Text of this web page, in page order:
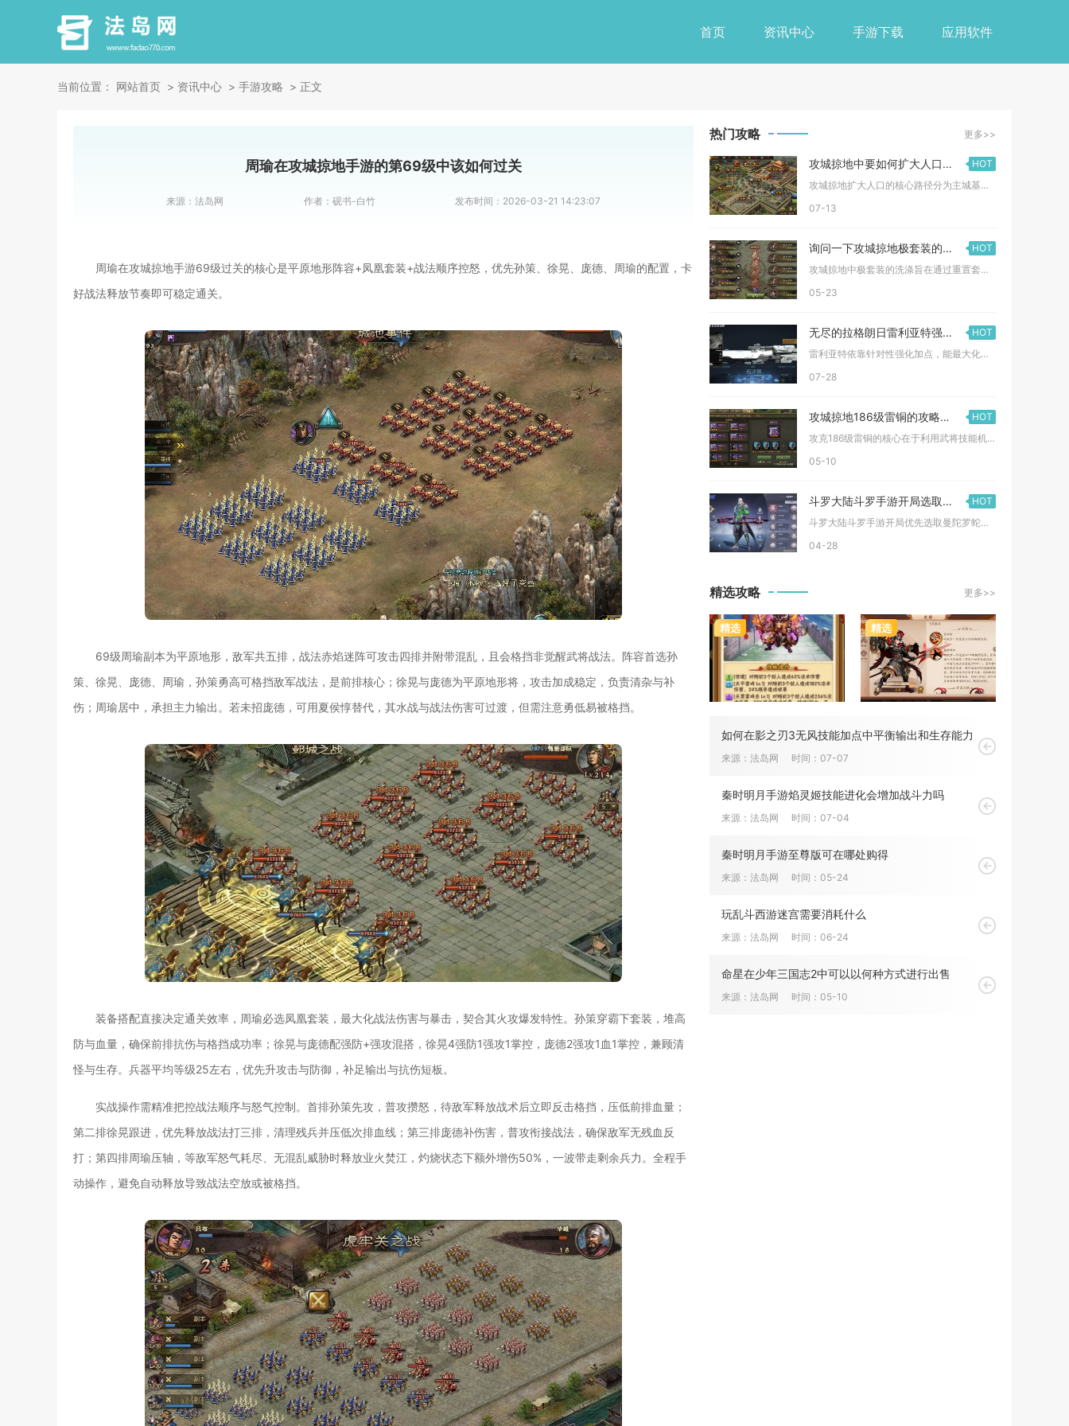
首页 资讯中心 手游下载 应用软件
当前位置： 网站首页 资讯中心 手游攻略 正文
周瑜在攻城掠地手游的第69级中该如何过关
来源： 法岛网 作者： 砚书-白竹 发布时间： 2026-03-21 14:23:07
周瑜在攻城掠地手游69级过关的核心是平原地形阵容+凤凰套装+战法顺序控怒，优先孙策、徐晃、庞德、周瑜的配置，卡
好战法释放节奏即可稳定通关。
69级周瑜副本为平原地形，敌军共五排，战法赤焰迷阵可攻击四排并附带混乱，且会格挡非觉醒武将战法。阵容首选孙
策、徐晃、庞德、周瑜，孙策勇高可格挡敌军战法，是前排核心；徐晃与庞德为平原地形将，攻击加成稳定，负责清杂与补
伤；周瑜居中，承担主力输出。若未招庞德，可用夏侯惇替代，其水战与战法伤害可过渡，但需注意勇低易被格挡。
装备搭配直接决定通关效率，周瑜必选凤凰套装，最大化战法伤害与暴击，契合其火攻爆发特性。孙策穿霸下套装，堆高
防与血量，确保前排抗伤与格挡成功率；徐晃与庞德配强防+强攻混搭，徐晃4强防1强攻1掌控，庞德2强攻1血1掌控，兼顾清
怪与生存。兵器平均等级25左右，优先升攻击与防御，补足输出与抗伤短板。
实战操作需精准把控战法顺序与怒气控制。首排孙策先攻，普攻攒怒，待敌军释放战术后立即反击格挡，压低前排血量；
第二排徐晃跟进，优先释放战法打三排，清理残兵并压低次排血线；第三排庞德补伤害，普攻衔接战法，确保敌军无残血反
打；第四排周瑜压轴，等敌军怒气耗尽、无混乱威胁时释放业火焚江，灼烧状态下额外增伤50%，一波带走剩余兵力。全程手
动操作，避免自动释放导致战法空放或被格挡。
热门攻略 更多>>
攻城掠地中要如何扩大人口数量
HOT
攻城掠地扩大人口的核心路径分为主城基建扩容、科技永久增益、资...
07-13
询问一下攻城掠地极套装的洗涤方式是什么
HOT
攻城掠地中极套装的洗涤旨在通过重置套装属性，为装备重新匹配更...
05-23
无尽的拉格朗日雷利亚特强化加点的优势在哪里
HOT
雷利亚特依靠针对性强化加点，能最大化低人口成本优势，分别强化...
07-28
攻城掠地186级雷铜的攻略分享
HOT
攻克186级雷铜的核心在于利用武将技能机制与地形buff，构...
05-10
斗罗大陆斗罗手游开局选取哪些魂兽较好
HOT
斗罗大陆斗罗手游开局优先选取曼陀罗蛇、火狼、风狮、泰坦巨猿、...
04-28
精选攻略 更多>>
精选 精选
如何在影之刃3无风技能加点中平衡输出和生存能力
来源：法岛网 时间：07-07
秦时明月手游焰灵姬技能进化会增加战斗力吗
来源：法岛网 时间：07-04
秦时明月手游至尊版可在哪处购得
来源：法岛网 时间：05-24
玩乱斗西游迷宫需要消耗什么
来源：法岛网 时间：06-24
命星在少年三国志2中可以以何种方式进行出售
来源：法岛网 时间：05-10